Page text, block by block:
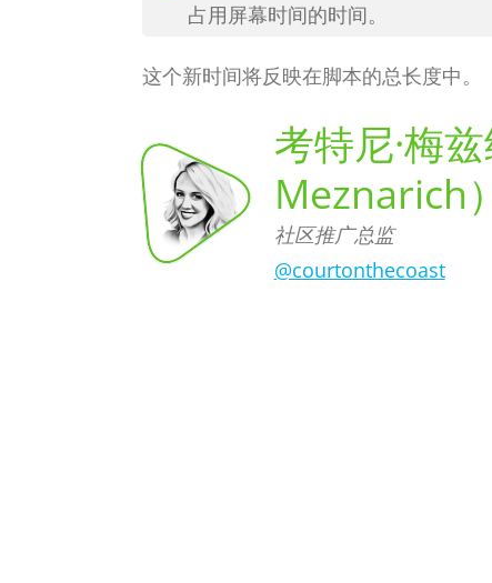
占用屏幕时间的时间。
这个新时间将反映在脚本的总长度中。
考特尼·梅兹纳里奇（Courtney
Meznarich）,
社区推广总监
考特尼·梅
Meznarich）
社区推广总监
@courtonthecoast